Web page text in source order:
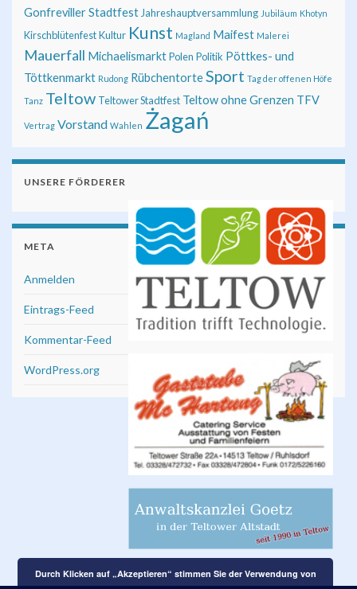
Gonfreviller Stadtfest Jahreshauptversammlung Jubiläum Khotyn
KirschblütenfestKultur Kunst Magland Maifest Malerei
Mauerfall MichaelismarktPolen Politik Pöttkes- und
Töttkenmarkt Rudong RübchentorteSport Tag der offenen Höfe
Tanz Teltow Teltower Stadtfest Teltow ohne Grenzen TFV
Vertrag Vorstand Wahlen Żagań
UNSERE FÖRDERER
META
Anmelden
Eintrags-Feed
Kommentar-Feed
WordPress.org
Durch Klicken auf „Akzeptieren“ stimmen Sie der Verwendung von